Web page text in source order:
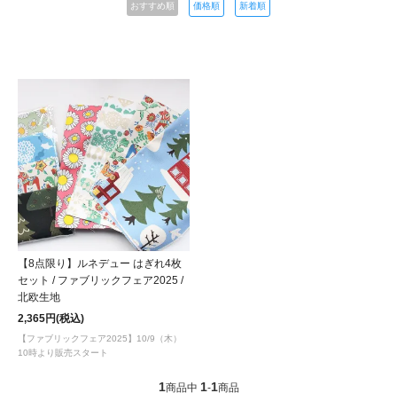
おすすめ順 価格順 新着順
【8点限り】ルネデュー はぎれ4枚
セット / ファブリックフェア2025 /
北欧生地
2,365円(税込)
【ファブリックフェア2025】10/9（木）
10時より販売スタート
1商品中 1-1商品